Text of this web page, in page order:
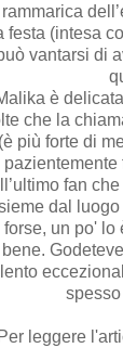
festa (intesa
vantarsi di
è
che la
(è più forte di
pazientemente
fan
dal luogo
forse, un po' lo
bene.
Per leggere